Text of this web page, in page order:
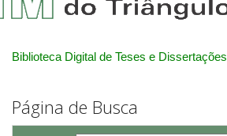
Biblioteca Digital de Teses e Dissertações
Página de Busca